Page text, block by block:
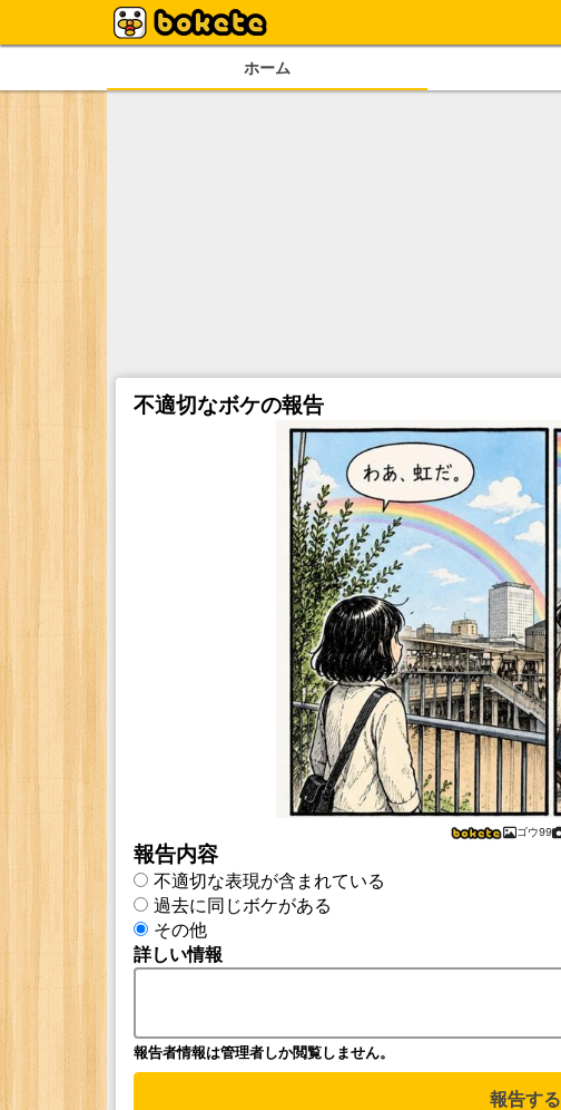
ホーム
不適切なボケの報告
ゴウ99
報告内容
不適切な表現が含まれている
過去に同じボケがある
その他
詳しい情報
報告者情報は管理者しか閲覧しません。
報告する